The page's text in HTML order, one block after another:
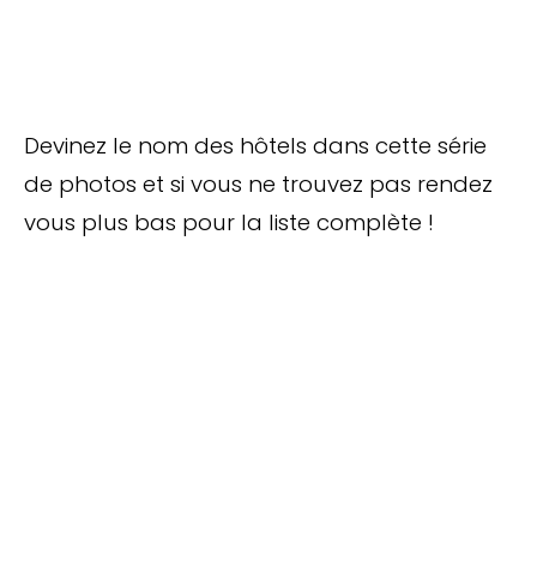
Devinez le nom des hôtels dans cette série
de photos et si vous ne trouvez pas rendez
vous plus bas pour la liste complète !